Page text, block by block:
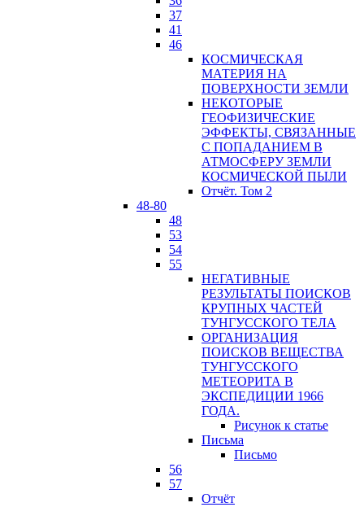
37
41
46
КОСМИЧЕСКАЯ
МАТЕРИЯ НА
ПОВЕРХНОСТИ ЗЕМЛИ
НЕКОТОРЫЕ
ГЕОФИЗИЧЕСКИЕ
ЭФФЕКТЫ, СВЯЗАННЫЕ
С ПОПАДАНИЕМ В
АТМОСФЕРУ ЗЕМЛИ
КОСМИЧЕСКОЙ ПЫЛИ
Отчёт. Том 2
48-80
48
53
54
55
НЕГАТИВНЫЕ
РЕЗУЛЬТАТЫ ПОИСКОВ
КРУПНЫХ ЧАСТЕЙ
ТУНГУССКОГО ТЕЛА
ОРГАНИЗАЦИЯ
ПОИСКОВ ВЕЩЕСТВА
ТУНГУССКОГО
МЕТЕОРИТА В
ЭКСПЕДИЦИИ 1966
ГОДА.
Рисунок к статье
Письма
Письмо
56
57
Отчёт